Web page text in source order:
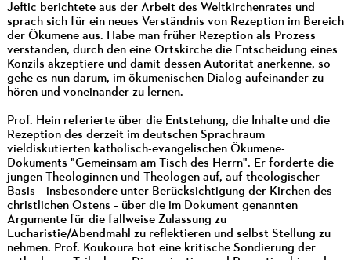
Jeftic berichtete aus der Arbeit des Weltkirchenrates und
sprach sich für ein neues Verständnis von Rezeption im Bereich
der Ökumene aus. Habe man früher Rezeption als Prozess
verstanden, durch den eine Ortskirche die Entscheidung eines
Konzils akzeptiere und damit dessen Autorität anerkenne, so
gehe es nun darum, im ökumenischen Dialog aufeinander zu
hören und voneinander zu lernen.
Prof. Hein referierte über die Entstehung, die Inhalte und die
Rezeption des derzeit im deutschen Sprachraum
vieldiskutierten katholisch-evangelischen Ökumene-
Dokuments "Gemeinsam am Tisch des Herrn". Er forderte die
jungen Theologinnen und Theologen auf, auf theologischer
Basis – insbesondere unter Berücksichtigung der Kirchen des
christlichen Ostens – über die im Dokument genannten
Argumente für die fallweise Zulassung zu
Eucharistie/Abendmahl zu reflektieren und selbst Stellung zu
nehmen. Prof. Koukoura bot eine kritische Sondierung der